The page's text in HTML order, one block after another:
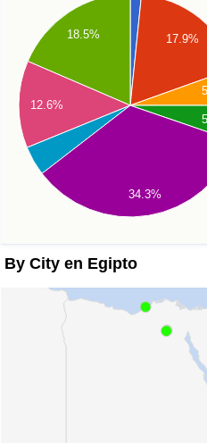
17.9%
18.5%
12.6%
34.3%
By City en Egipto